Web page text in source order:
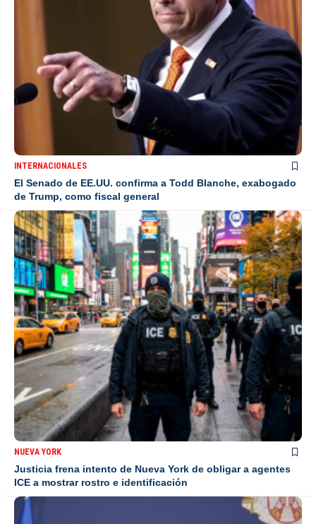
INTERNACIONALES
El Senado de EE.UU. confirma a Todd Blanche, exabogado
de Trump, como fiscal general
NUEVA YORK
Justicia frena intento de Nueva York de obligar a agentes
ICE a mostrar rostro e identificación